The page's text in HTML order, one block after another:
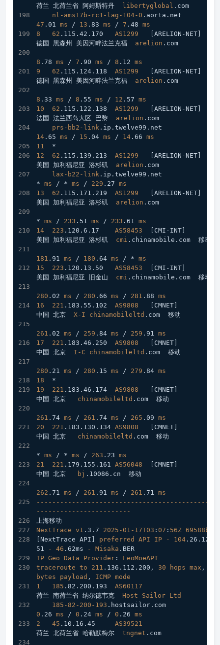
荷兰 北荷兰省 阿姆斯特丹 libertyglobal .com
nl-ams17b-rc1-lag-104-0 .aorta .net
47 .01 ms / 13 .83 ms / 7 .48 ms
8
62 .115 .42 .170 AS1299
[ARELION-NET]
德国 黑森州 美因河畔法兰克福 arelion .com
8 .78 ms / 7 .90 ms / 8 .12 ms
9
62 .115 .124 .118 AS1299
[ARELION-NET]
德国 黑森州 美因河畔法兰克福 arelion .com
8 .33 ms / 8 .55 ms / 12 .57 ms
10
62 .115 .122 .138 AS1299
[ARELION-NET]
法国 法兰西岛大区 巴黎 arelion .com
prs-bb2-link .ip .twelve99 .net
14 .65 ms / 15 .04 ms / 14 .66 ms
11
  *
12
62 .115 .139 .213 AS1299
[ARELION-NET]
美国 加利福尼亚 洛杉矶 arelion .com
lax-b22-link .ip .twelve99 .net
* ms / * ms / 229 .27 ms
13
62 .115 .171 .219 AS1299
[ARELION-NET]
美国 加利福尼亚 洛杉矶 arelion .com
* ms / 233 .51 ms / 233 .61
ms
14
223 .120 .6 .17 AS58453
[CMI-INT]
美国 加利福尼亚 洛杉矶 cmi .chinamobile .com
  移动
181 .91 ms / 180 .64 ms / * ms
15
223 .120 .13 .50 AS58453
[CMI-INT]
美国 加利福尼亚 旧金山 cmi .chinamobile .com
  移动
280 .02 ms / 280 .66 ms / 281 .88 ms
16
221 .183 .55 .102 AS9808
[CMNET]
中国 北京 X-I chinamobileltd .com
  移动
261 .02 ms / 259 .84 ms / 259 .91
ms
17
221 .183 .46 .250 AS9808
[CMNET]
中国 北京 I -C chinamobileltd .com
  移动
280 .21 ms / 280 .15 ms / 279 .84 ms
18
  *
19
221 .183 .46 .174 AS9808
[CMNET]
中国 北京 chinamobileltd .com
  移动
261 .74 ms / 261 .74 ms / 265 .09 ms
20
221 .183 .130 .134 AS9808
[CMNET]
中国 北京 chinamobileltd .com
  移动
* ms / * ms / 263 .23 ms
21
221 .179 .155 .161 AS56048
[CMNET]
中国 北京
bj .10086 .cn
  移动
262 .71 ms / 261 .91 ms / 261 .71
ms
----------------------------------------------
------------------------
上海移动
NextTrace v1 .3 .7 2025-01-17T03 : 07 : 56Z 69588b0
[NextTrace API]
preferred API IP - 104 .26 .12
51
- 46 .62ms - Misaka .BER
IP Geo Data Provider : LeoMoeAPI
traceroute to 211 .136 .112 .200 , 30 hops max ,
bytes
payload , ICMP mode
1
185 .82 .200 .193
AS60117
荷兰 南荷兰省 纳尔德韦克 Host Sailor Ltd
185-82-200-193 .hostsailor .com
0 .26 ms / 0 .24 ms / 0 .26 ms
2
45 .10 .16 .45
AS39521
荷兰 北荷兰省 哈勒默梅尔 tngnet .com